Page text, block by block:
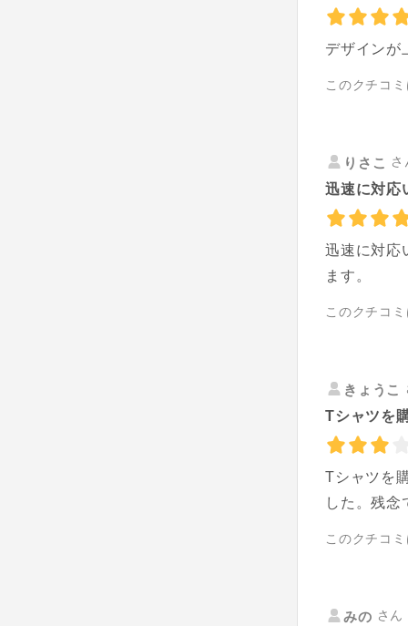
デザインが
このクチコ
りさこ
迅速に対応
迅速に対応
ます。
このクチコ
きょうこ
Tシャツを
Tシャツを
した。残念
このクチコ
みの さ